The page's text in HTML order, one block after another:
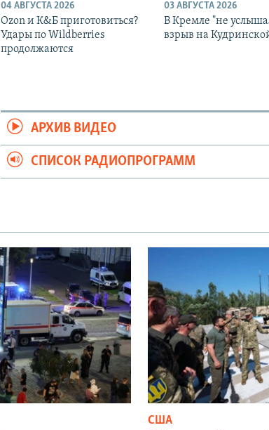
04 АВГУСТА 2026
Ozon и К&Б приготовиться?
Удары по Wildberries
продолжаются
03 АВГУСТА 2026
В Кремле "не
взрыв на
АРХИВ ВИДЕО
СПИСОК РАДИОПРОГРАММ
США